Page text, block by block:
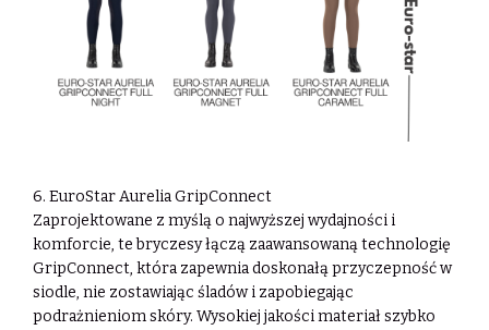
6. EuroStar Aurelia GripConnect
Zaprojektowane z myślą o najwyższej wydajności i
komforcie, te bryczesy łączą zaawansowaną technologię
GripConnect, która zapewnia doskonałą przyczepność w
siodle, nie zostawiając śladów i zapobiegając
podrażnieniom skóry. Wysokiej jakościmateriał szybko